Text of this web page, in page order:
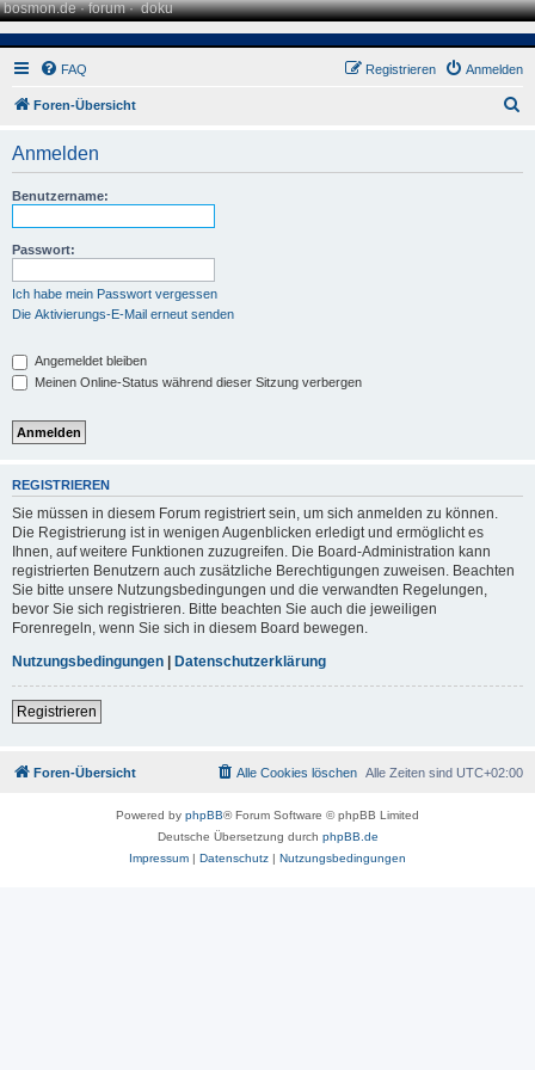
bosmon.de·forum·doku
FAQ Anmelden
Registrieren
Foren-Übersicht
Anmelden
Benutzername:
Passwort:
Ich habe mein Passwort vergessen
Die Aktivierungs-E-Mail erneut senden
Angemeldet bleiben
Meinen Online-Status während dieser Sitzung verbergen
REGISTRIEREN
Sie müssen in diesem Forum registriert sein, um sich anmelden zu können.
Die Registrierung ist in wenigen Augenblicken erledigt und ermöglicht es
Ihnen, auf weitere Funktionen zuzugreifen. Die Board-Administration kann
registrierten Benutzern auch zusätzliche Berechtigungen zuweisen. Beachten
Sie bitte unsere Nutzungsbedingungen und die verwandten Regelungen,
bevor Sie sich registrieren. Bitte beachten Sie auch die jeweiligen
Forenregeln, wenn Sie sich in diesem Board bewegen.
Nutzungsbedingungen | Datenschutzerklärung
Registrieren
Foren-Übersicht Alle Zeiten sind UTC+02:00
Alle Cookies löschen
Powered by phpBB® Forum Software © phpBB Limited
Deutsche Übersetzung durch phpBB.de
Impressum | Datenschutz | Nutzungsbedingungen